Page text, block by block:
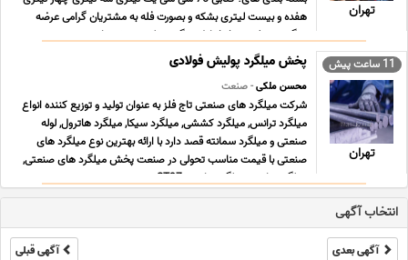
تهران
هفده و بیست لیتری بشکه و بصورت فله به مشتریان گرامی عرضه
میگردد. روغن چرخ خیاطی چگونه تولید می شود اهمیت ... ...
11 ساعت پیش
تهران
پخش میلگرد پولیش فولادی
محسن ملکی- صنعت
شرکت میلگرد های صنعتی تاج فلز به عنوان تولید و توزیع کننده انواع
میلگرد ترانس, میلگرد کششی, میلگرد سیکا, میلگرد هاترول, لوله
صنعتی و میلگرد سمانته قصد دارد با ارائه بهترین نوع میلگرد های
صنعتی با قیمت مناسب تحولی در صنعت پخش میلگرد های صنعتی,
میلگرد ترانس, میلگرد ترانسی ST37 , می ... ...
انتخاب آگهی
آگهی بعدی آگهی قبلی